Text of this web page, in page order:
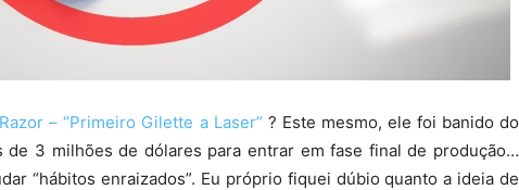
– “Primeiro Gilette a Laser” ? Este mesmo, ele foi banido do
de 3 milhões de dólares para entrar em fase final de produção…
“hábitos enraizados”. Eu próprio fiquei dúbio quanto a ideia de